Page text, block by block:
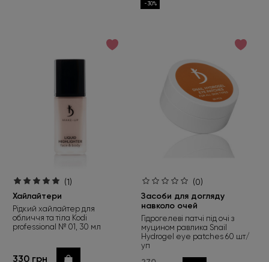
(1)
Хайлайтери
Рідкий хайлайтер для
обличчя та тіла Kodi
professional № 01, 30 мл
330 грн Купити
-30%
(0)
Засоби для догляду
навколо очей
Гідрогелеві патчі під очі з
муцином равлика Snail
Hydrogel eye patches 60 шт/
уп